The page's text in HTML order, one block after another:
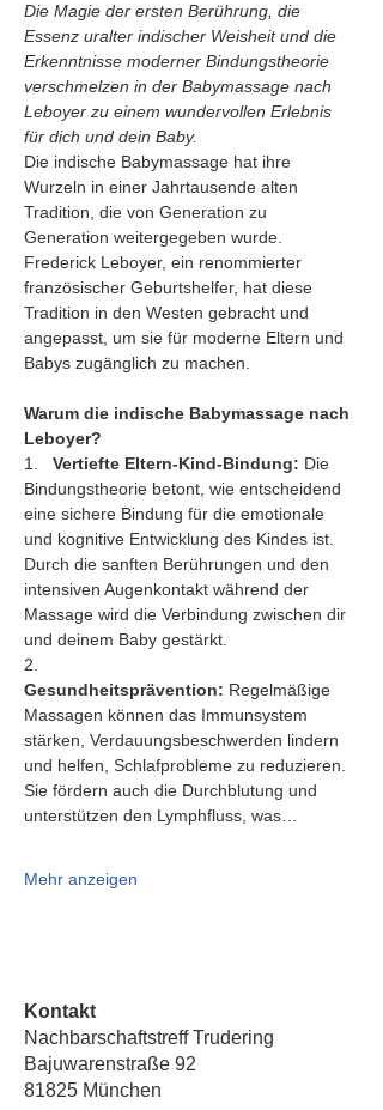
Die Magie der ersten Berührung, die
Essenz uralter indischer Weisheit und die
Erkenntnisse moderner Bindungstheorie
verschmelzen in der Babymassage nach
Leboyer zu einem wundervollen Erlebnis
für dich und dein Baby.
Die indische Babymassage hat ihre
Wurzeln in einer Jahrtausende alten
Tradition, die von Generation zu
Generation weitergegeben wurde.
Frederick Leboyer, ein renommierter
französischer Geburtshelfer, hat diese
Tradition in den Westen gebracht und
angepasst, um sie für moderne Eltern und
Babys zugänglich zu machen.
Warum die indische Babymassage nach
Leboyer?
1. Vertiefte Eltern-Kind-Bindung: Die
Bindungstheorie betont, wie entscheidend
eine sichere Bindung für die emotionale
und kognitive Entwicklung des Kindes ist.
Durch die sanften Berührungen und den
intensiven Augenkontakt während der
Massage wird die Verbindung zwischen dir
und deinem Baby gestärkt.
2.
Gesundheitsprävention: Regelmäßige
Massagen können das Immunsystem
stärken, Verdauungsbeschwerden lindern
und helfen, Schlafprobleme zu reduzieren.
Sie fördern auch die Durchblutung und
unterstützen den Lymphfluss, was…
Mehr anzeigen
Kontakt
Nachbarschaftstreff Trudering
Bajuwarenstraße 92
81825 München